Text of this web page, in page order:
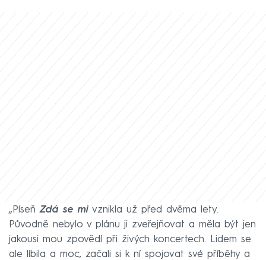
„PíseňZdá se mi vznikla už před dvěma lety.
Původně nebylo v plánu ji zveřejňovat a měla být jen
jakousi mou zpovědí při živých koncertech. Lidem se
ale líbila a moc, začali si k ní spojovat své příběhy a